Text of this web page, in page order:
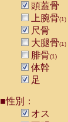
頭蓋骨
上腕骨(1)
尺骨
大腿骨(1)
腓骨(1)
体幹
足
■性別：
オス